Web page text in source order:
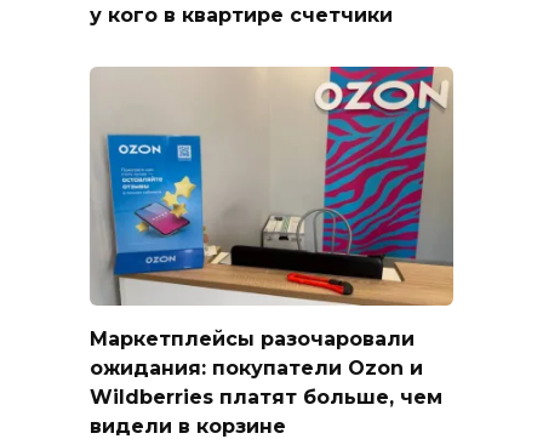
у кого в квартире счетчики
Маркетплейсы разочаровали
ожидания: покупатели Ozon и
Wildberries платят больше, чем
видели в корзине